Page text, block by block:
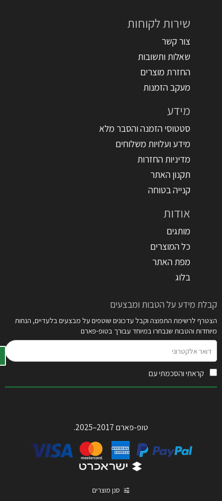
שירות לקוחות
צור קשר
שאלות ותשובות
החזרת מוצרים
מעקב הזמנות
מידע
סטטוסי הזמנה והסבר מלא
מידע ועלויות משלוחים
מדיניות החזרות
תקנון האתר
קנייה בטוחה
אודות
מותגים
כל המוצרים
מפת האתר
בלוג
קבלת מידע על הטבות ומבצעים
הצטרף לרשימת התפוצה וקבל עדכונים שוטפים על מבצעים בלעדיים, הנחות
מיוחדות והטבות שנבחרו במיוחד עבורך בטופ-פארם
אלקטרוני
קראתי והסכמתי עם
טופ-פארם 2017–2025.
סנן מוצרים